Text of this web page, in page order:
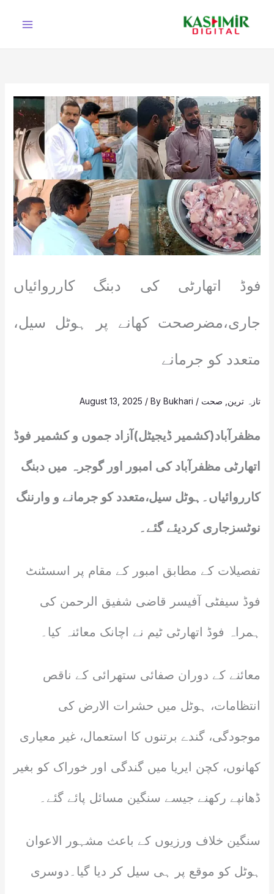
فوڈ اتھارٹی کی دبنگ کارروائیاں
جاری،مضرصحت کھانے پر ہوٹل سیل،
متعدد کو جرمانے
تازہ ترین صحت /
August 13, 2025 / ByBukhari
مظفرآباد(کشمیر ڈیجیٹل)آزاد جموں و کشمیر فوڈ
اتھارٹی مظفرآباد کی امبور اور گوجرہ میں دبنگ
کارروائیاں۔ہوٹل سیل،متعدد کو جرمانے و وارننگ
نوٹسزجاری کردیئے گئے۔
تفصیلات کے مطابق امبور کے مقام پر اسسٹنٹ
فوڈ سیفٹی آفیسر قاضی شفیق الرحمن کی
ہمراہ فوڈ اتھارٹی ٹیم نے اچانک معائنہ کیا۔
معائنے کے دوران صفائی ستھرائی کے ناقص
انتظامات، ہوٹل میں حشرات الارض کی
موجودگی، گندے برتنوں کا استعمال، غیر معیاری
کھانوں، کچن ایریا میں گندگی اور خوراک کو بغیر
ڈھانپے رکھنے جیسے سنگین مسائل پائے گئے۔
سنگین خلاف ورزیوں کے باعث مشہور الاعوان
ہوٹل کو موقع پر ہی سیل کر دیا گیا۔دوسری